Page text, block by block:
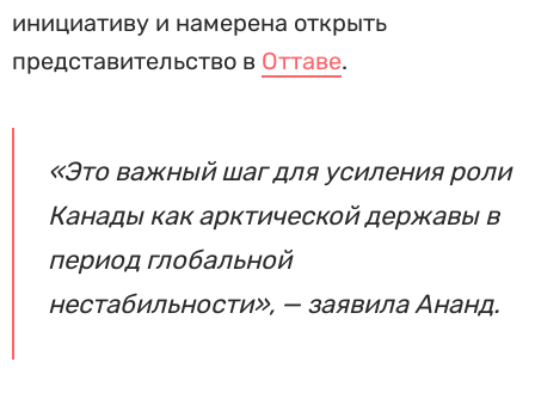
инициативу и намерена открыть
представительство в Оттаве.
«Это важный шаг для усиления роли
Канады как арктической державы в
период глобальной
нестабильности», — заявила Ананд.